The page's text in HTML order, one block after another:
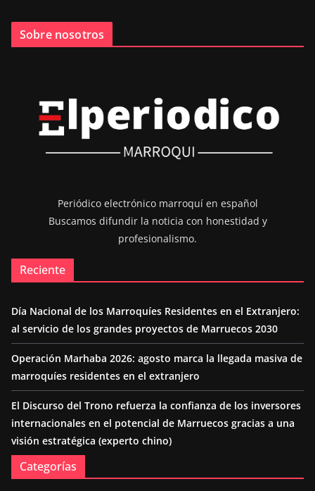
Sobre nosotros
Periódico electrónico marroquí en español
Buscamos difundir la noticia con honestidad y
profesionalismo.
Reciente
Día Nacional de los Marroquíes Residentes en el Extranjero:
al servicio de los grandes proyectos de Marruecos 2030
Operación Marhaba 2026: agosto marca la llegada masiva de
marroquíes residentes en el extranjero
El Discurso del Trono refuerza la confianza de los inversores
internacionales en el potencial de Marruecos gracias a una
visión estratégica (experto chino)
Categorías